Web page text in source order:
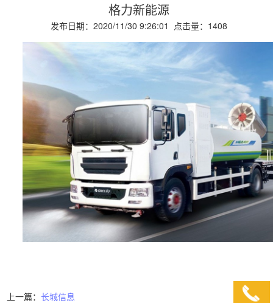
格力新能源
发布日期：2020/11/30 9:26:01 点击量：1408
上一篇： 长城信息